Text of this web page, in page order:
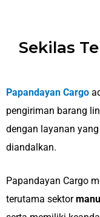
Sekilas
Papandayan Cargo
pengiriman barang
dengan layanan
diandalkan.
Papandayan Cargo
terutama sektor